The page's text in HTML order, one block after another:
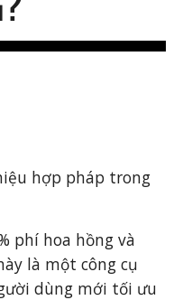
hợp pháp trong
phí hoa hồng và
là một công cụ
dùng mới tối ưu